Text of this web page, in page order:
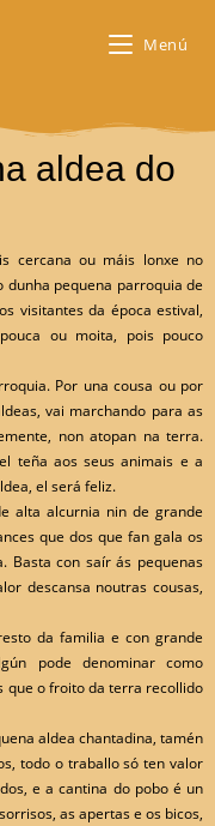
Menú
aldea do
cercana ou máis lonxe no
pequena parroquia de
visitantes da época estival,
ou moita, pois pouco
Por una cousa ou por
vai marchando para as
non atopan na terra.
teña aos seus animais e a
el será feliz.
alta alcurnia nin de grande
que dos que fan gala os
Basta con saír ás pequenas
descansa noutras cousas,
da familia e con grande
pode denominar como
que o froito da terra recollido
aldea chantadina, tamén
todo o traballo só ten valor
e a cantina do pobo é un
as apertas e os bicos,